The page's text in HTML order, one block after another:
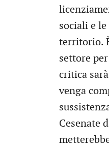
sociali e
territorio.
settore
critica
venga
Cesenate